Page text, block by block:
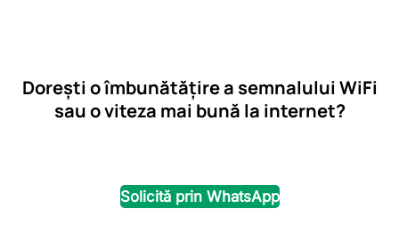
Dorești o îmbunătățire a semnalului WiFi
sau o viteza mai bună la internet?
Solicită prin WhatsApp